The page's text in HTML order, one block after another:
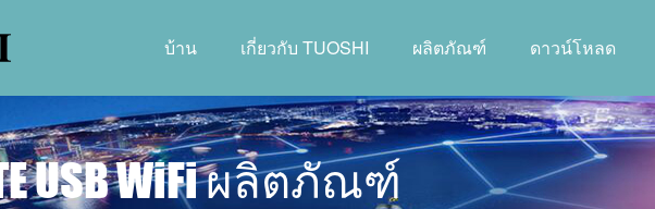
บ้าน เกี่ยวกับ TUOSHI ผลิตภัณฑ์ ดาวน์โหลด
USB WiFi ผลิตภัณฑ์